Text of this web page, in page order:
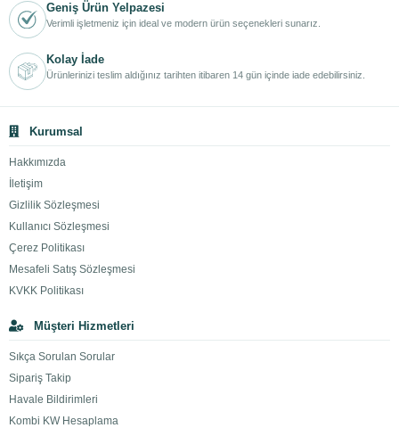
Geniş Ürün Yelpazesi
Verimli işletmeniz için ideal ve modern ürün seçenekleri sunarız.
Kolay İade
Ürünlerinizi teslim aldığınız tarihten itibaren 14 gün içinde iade edebilirsiniz.
Kurumsal
Hakkımızda
İletişim
Gizlilik Sözleşmesi
Kullanıcı Sözleşmesi
Çerez Politikası
Mesafeli Satış Sözleşmesi
KVKK Politikası
Müşteri Hizmetleri
Sıkça Sorulan Sorular
Sipariş Takip
Havale Bildirimleri
Kombi KW Hesaplama